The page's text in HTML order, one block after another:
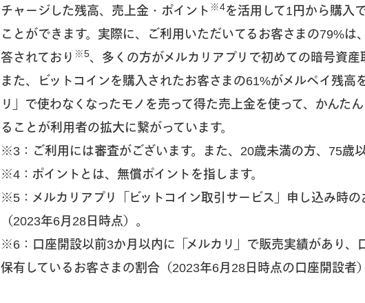
チャージした残高、売上金・ポイント ※4を活用して1円から購入
ことができます。実際に、ご利用いただいてるお客さまの79%は
答されており ※5、多くの方がメルカリアプリで初めての暗号資産
また、ビットコインを購入されたお客さまの61%がメルペイ残高
リ」で使わなくなったモノを売って得た売上金を使って、かんた
ることが利用者の拡大に繋がっています。
※3：ご利用には審査がございます。また、20歳未満の方、75歳
※4：ポイントとは、無償ポイントを指します。
※5：メルカリアプリ「ビットコイン取引サービス」申し込み時
（2023年6月28日時点）。
※6：口座開設以前3か月以内に「メルカリ」で販売実績があり、
保有しているお客さまの割合（2023年6月28日時点の口座開設者）